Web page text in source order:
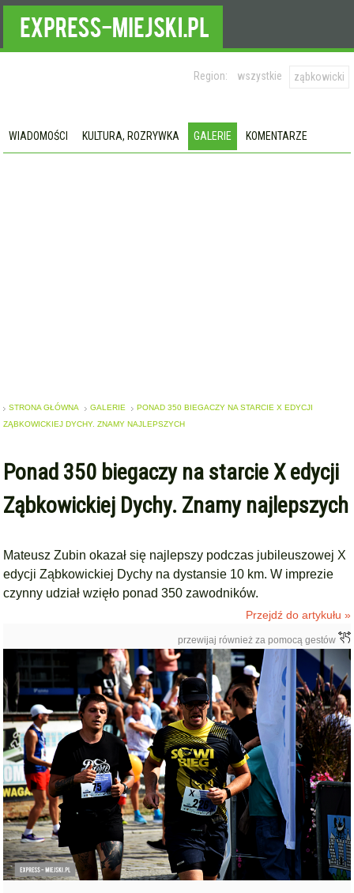
Region: wszystkie ząbkowicki
WIADOMOŚCI KULTURA, ROZRYWKA GALERIE KOMENTARZE
STRONA GŁÓWNA GALERIE
PONAD 350 BIEGACZY NA STARCIE X EDYCJI
ZĄBKOWICKIEJ DYCHY. ZNAMY NAJLEPSZYCH
Ponad 350 biegaczy na starcie X edycji
Ząbkowickiej Dychy. Znamy najlepszych
Mateusz Zubin okazał się najlepszy podczas jubileuszowej X
edycji Ząbkowickiej Dychy na dystansie 10 km. W imprezie
czynny udział wzięło ponad 350 zawodników.
Przejdź do artykułu »
przewijaj również za pomocą gestów